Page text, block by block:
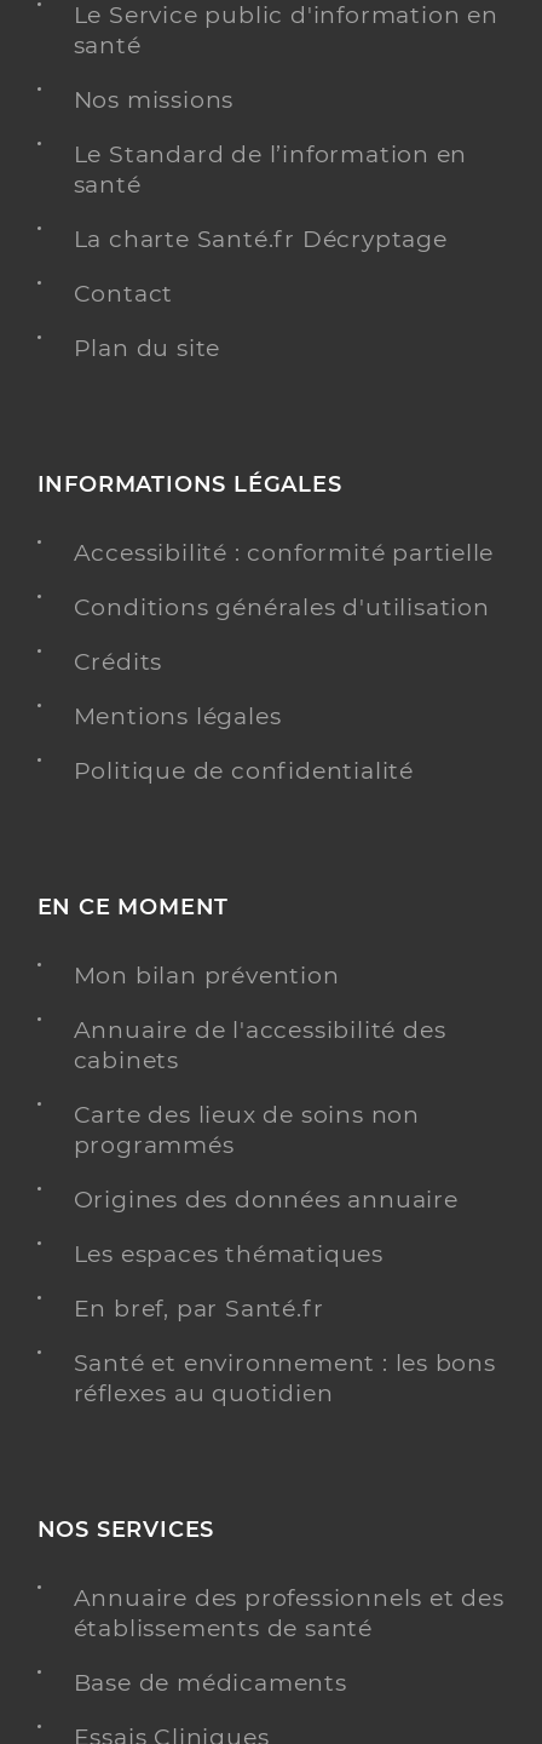
Le Service public d'information en
santé
Nos missions
Le Standard de l’information en
santé
La charte Santé.fr Décryptage
Contact
Plan du site
INFORMATIONS LÉGALES
Accessibilité : conformité partielle
Conditions générales d'utilisation
Crédits
Mentions légales
Politique de confidentialité
EN CE MOMENT
Mon bilan prévention
Annuaire de l'accessibilité des
cabinets
Carte des lieux de soins non
programmés
Origines des données annuaire
Les espaces thématiques
En bref, par Santé.fr
Santé et environnement : les bons
réflexes au quotidien
NOS SERVICES
Annuaire des professionnels et des
établissements de santé
Base de médicaments
Essais Cliniques